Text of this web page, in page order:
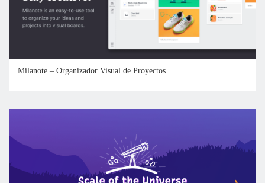
Milanote – Organizador Visual de Proyectos